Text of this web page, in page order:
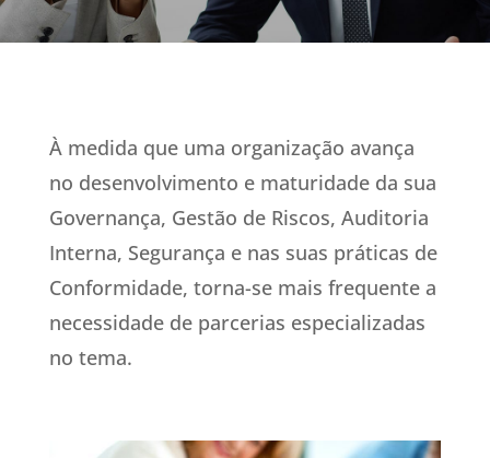
À medida que uma organização avança
no desenvolvimento e maturidade da sua
Governança, Gestão de Riscos, Auditoria
Interna, Segurança e nas suas práticas de
Conformidade, torna-se mais frequente a
necessidade de parcerias especializadas
no tema.